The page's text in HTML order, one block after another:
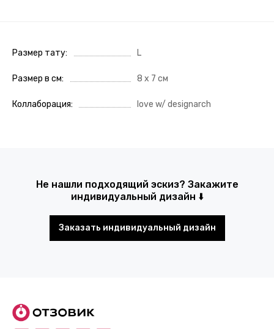
Размер тату L
Размер в см 8 х 7 см
Коллаборация love w/ designarch
Не нашли подходящий эскиз? Закажите
индивидуальный дизайн ⬇️
Заказать индивидуальный дизайн